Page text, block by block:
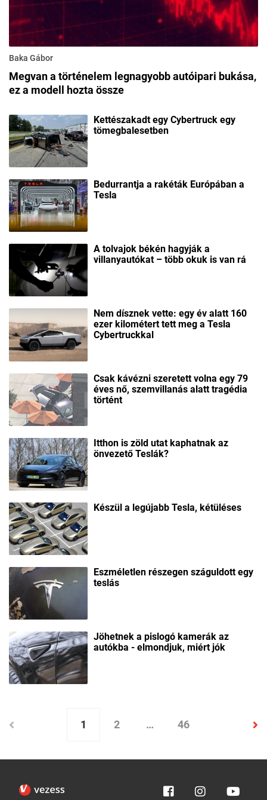
Baka Gábor
Megvan a történelem legnagyobb autóipari bukása,
ez a modell hozta össze
Kettészakadt egy Cybertruck egy
tömegbalesetben
Bedurrantja a rakéták Európában a
Tesla
A tolvajok békén hagyják a
villanyautókat – több okuk is van rá
Nem dísznek vette: egy év alatt 160
ezer kilométert tett meg a Tesla
Cybertruckkal
Csak kávézni szeretett volna egy 79
éves nő, szemvillanás alatt tragédia
történt
Itthon is zöld utat kaphatnak az
önvezető Teslák?
Készül a legújabb Tesla, kétüléses
Eszméletlen részegen száguldott egy
teslás
Jöhetnek a pislogó kamerák az
autókba - elmondjuk, miért jók
1 2 … 46